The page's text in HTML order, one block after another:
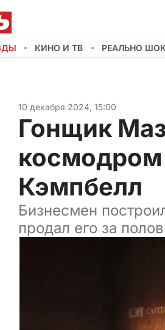
КИНО И ТВ РЕАЛЬНО ШОК
10 декабря 2024, 15:00
Гонщик
Кэмпбелл
Бизнесмен
продал его за